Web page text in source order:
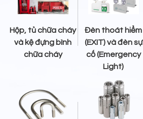
Hộp, tủ chữa cháy
và kệ đựng bình
chữa cháy
Đèn thoát hiểm
(EXIT) và đèn sự
cố (Emergency
Light)